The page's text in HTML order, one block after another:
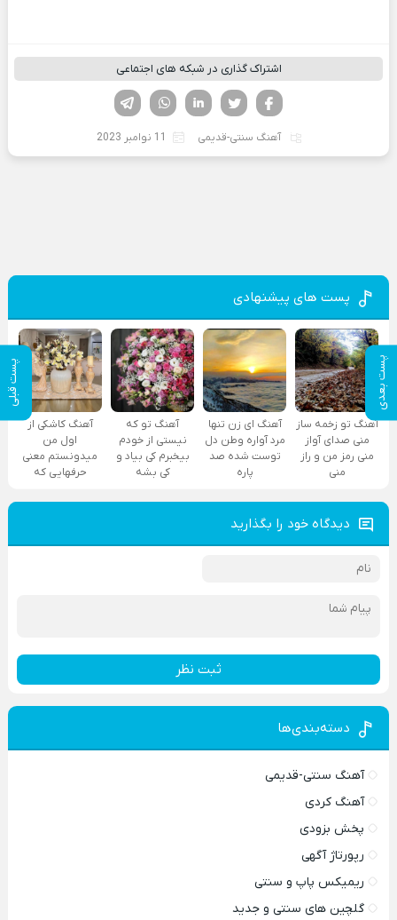
پست بعدی پست قبلی
اشتراک گذاری در شبکه های اجتماعی
لینکدین تویتر
فیسوک
آهنگ سنتی-قدیمی 11 نوامبر 2023
پست های پیشنهادی
آهنگ تو زخمه ساز
منی صدای آواز
منی رمز من و راز
منی
آهنگ ای زن تنها
مرد آواره وطن دل
توست شده صد
پاره
آهنگ تو که
نیستی از خودم
بیخبرم کی بیاد و
کی بشه
آهنگ کاشکی از
اول من
میدونستم معنی
حرفهایی که
دیدگاه خود را بگذارید
ثبت نظر
دسته‌بندی‌ها
آهنگ سنتی-قدیمی
آهنگ کردی
پخش بزودی
رپورتاژ آگهی
ریمیکس پاپ و سنتی
گلچین های سنتی و جدید